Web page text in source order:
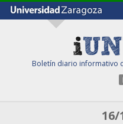
Boletín diario informativo
16/